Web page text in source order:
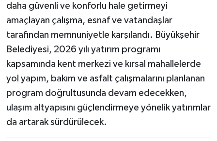
daha güvenli ve konforlu hale getirmeyi
amaçlayan çalışma, esnaf ve vatandaşlar
tarafından memnuniyetle karşılandı. Büyükşehir
Belediyesi, 2026 yılı yatırım programı
kapsamında kent merkezi ve kırsal mahallelerde
yol yapım, bakım ve asfalt çalışmalarını planlanan
program doğrultusunda devam edecekken,
ulaşım altyapısını güçlendirmeye yönelik yatırımlar
da artarak sürdürülecek.